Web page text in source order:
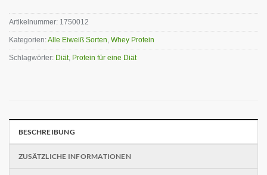
Artikelnummer: 1750012
Kategorien:Alle Eiweiß Sorten Whey Protein
Schlagwörter: Diät, Protein für eine Diät
BESCHREIBUNG
ZUSÄTZLICHE INFORMATIONEN